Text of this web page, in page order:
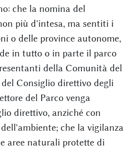
che la nomina del
più d'intesa, ma sentiti i
o delle province autonome,
in tutto o in parte il parco
della Comunità del
Consiglio direttivo degli
del Parco venga
direttivo, anziché con
che la vigilanza
aree naturali protette di